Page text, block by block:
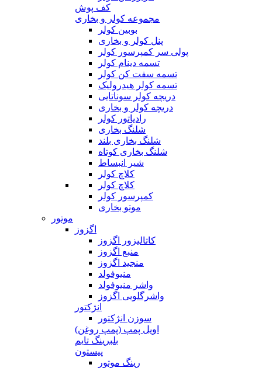
کف پوش
مجموعه کولر و بخاری
بوبین کولر
پنل کولر و بخاری
پولی سر کمپرسور کولر
تسمه دینام کولر
تسمه سفت کن کولر
تسمه کولر هیدرولیک
دریچه کولر سوناتایی
دریچه کولر و بخاری
رادیاتور کولر
شلنگ بخاری
شلنگ بخاری بلند
شلنگ بخاری کوتاه
شیر انبساط
کلاچ کولر
کلاچ کولر
کمپرسور کولر
موتو بخاری
موتور
اگزوز
کاتالیزور اگزوز
منبع اگزوز
منجید اگزوز
منیوفولد
واشر منیوفولد
واشرگلویی اگزوز
انژکتور
سوزن انژکتور
اویل پمپ (پمپ روغن)
بلبرینگ تایم
پیستون
رینگ موتور